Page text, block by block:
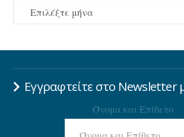
ΑΡΧΕΙΟ
Εγγραφτείτε στο Newsletter
Όνομα και Επίθετο